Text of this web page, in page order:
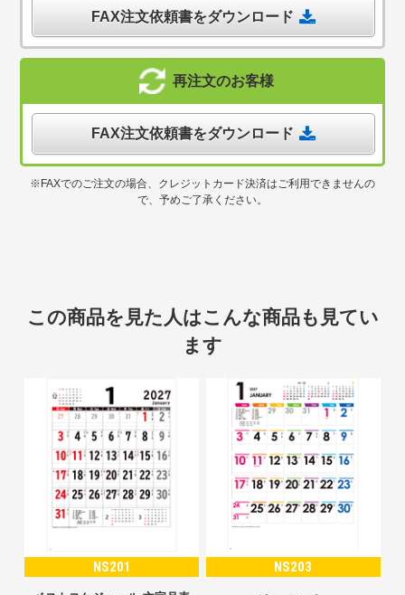
FAX注文依頼書をダウンロード
再注文のお客様
FAX注文依頼書をダウンロード
※FAXでのご注文の場合、クレジットカード決済はご利用できませんの
で、予めご了承ください。
この商品を見た人はこんな商品も見てい
ます
NS201 NS203